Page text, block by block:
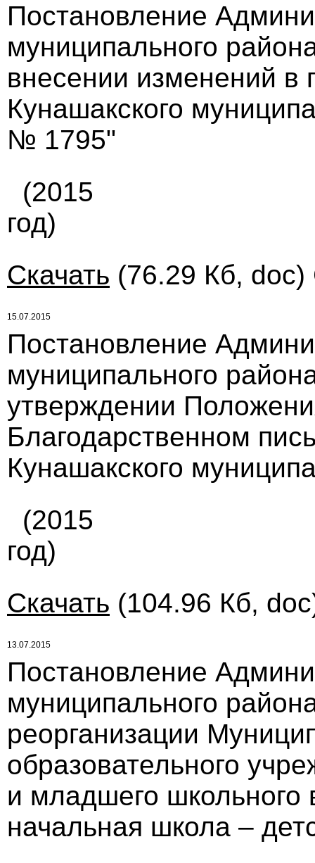
Постановление
муниципального
внесении изменений в
Кунашакского
№ 1795"
(2015
год)
Скачать (76.29 Кб, doc)
15.07.2015
Постановление
муниципального
утверждении
Благодарственном
Кунашакского
(2015
год)
Скачать (104.96 Кб,
13.07.2015
Постановление
муниципального
реорганизации
образовательного
и младшего школьного
начальная школа –